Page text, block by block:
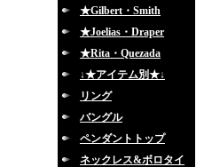
★Gilbert・Smith
★Joelias・Draper
★Rita・Quezada
↓★アイテム別★↓
リング
バングル
ペンダントトップ
ネックレス&ボロタイ